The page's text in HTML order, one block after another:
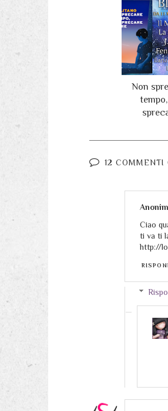
Non
12 COMMENTI
Ciao
ti va ti
http://